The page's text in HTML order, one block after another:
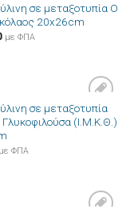
Πρόσθήκη
στην λίστα
σε μεταξοτυπία Ο
20x26cm
με ΦΠΑ
Πρόσθήκη
στην λίστα
σε μεταξοτυπία
Γλυκοφιλούσα (Ι.Μ.Κ.Θ.)
με ΦΠΑ